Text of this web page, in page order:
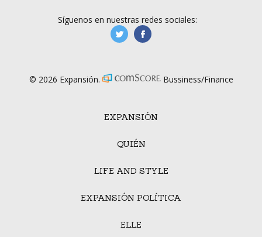
EXPANSIÓN
QUIÉN
LIFE AND STYLE
EXPANSIÓN POLÍTICA
ELLE
Síguenos en nuestras redes sociales:
manufacturaGE
© 2026 Expansión. Bussiness/Finance